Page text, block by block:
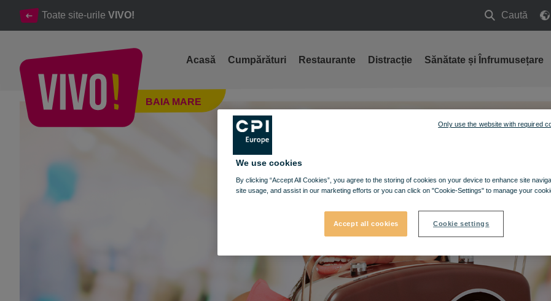
Toate site-urile VIVO! Caută
Caută
BAIA MARE
Acasă Cumpărături Restaurante Distracție Sănătate și Înfrumusețare
Târg de Artă și Antichități - VIVO! Baia Mare
We use cookies
By clicking “Accept All Cookies”, you agree to the storing of cookies on your device to enhance site
site usage, and assist in our marketing efforts or you can click on "Cookie-Settings" to manage your
Accept all cookies Cookie settings
Only use the website with required